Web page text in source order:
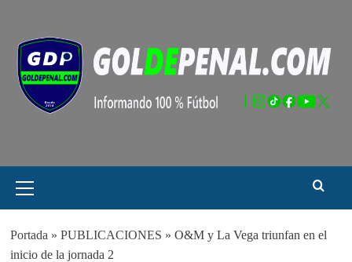
contenido
principal
Portada » PUBLICACIONES » O&M y La Vega triunfan en el
inicio de la jornada 2